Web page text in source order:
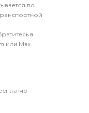
по
в
или Max.